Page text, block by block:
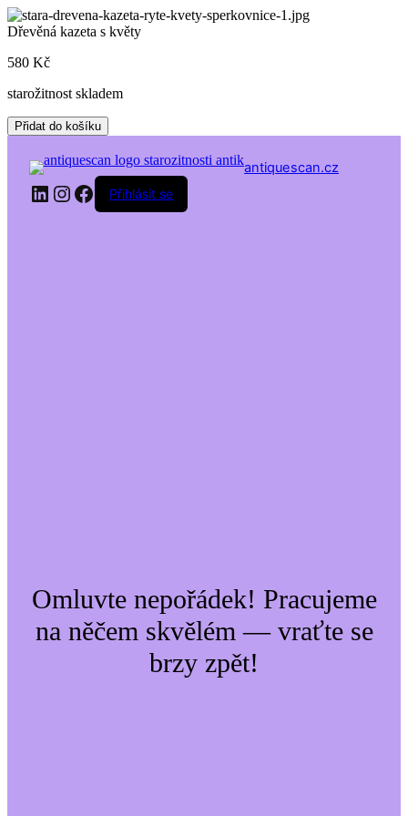
Skip
to
Dřevěná kazeta s květy
580 Kč
starožitnost skladem
Dřevěná
kazeta
květy
množství
Přidat do košíku
antiquescan.cz
LinkedIn
Instagram
Facebook
Přihlásit se
Omluvte nepořádek! Pracujeme
na něčem skvělém — vraťte se
brzy zpět!